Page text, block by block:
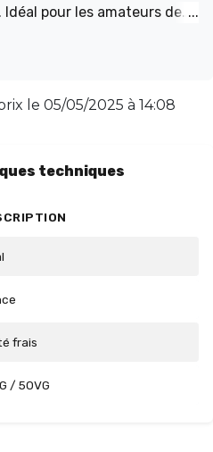
pour les amateurs de
ce e-liquide est proposé
ratio PG/VG de 50/50,
tenter par cette explosion
le 05/05/2025 à 14:08
techniques
frais
/ 50VG